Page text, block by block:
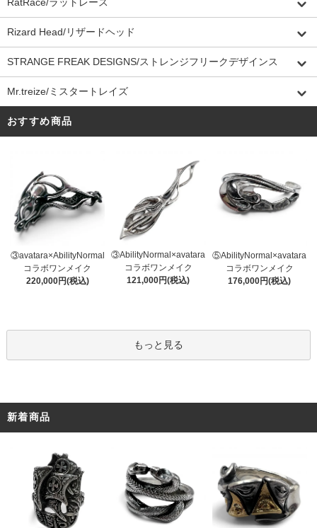
Rizard Head/リザードヘッド
STRANGE FREAK DESIGNS/ストレンジフリークデザインス
Mr.treize/ミスタートレイズ
おすすめ商品
③avatara×AbilityNormal
コラボワンメイク
220,000円(税込)
③AbilityNormal×avatara
コラボワンメイク
121,000円(税込)
⑤AbilityNormal×avatara
コラボワンメイク
176,000円(税込)
もっと見る
新着商品